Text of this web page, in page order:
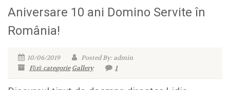
Aniversare 10 ani Domino Servite în
România!
10/06/2019
Posted By: admin
Fără categorie Gallery 1